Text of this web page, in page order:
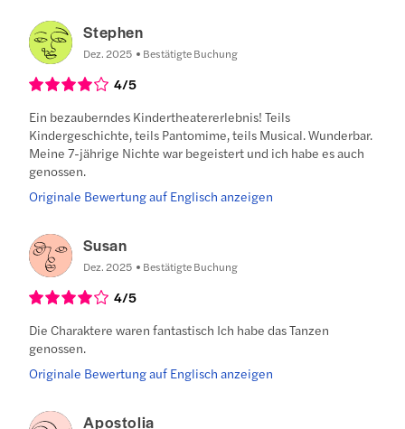
Stephen
Dez. 2025 Bestätigte Buchung
4/5
Ein bezauberndes Kindertheatererlebnis! Teils
Kindergeschichte, teils Pantomime, teils Musical. Wunderbar.
Meine 7-jährige Nichte war begeistert und ich habe es auch
genossen.
Originale Bewertung auf Englisch anzeigen
Susan
Dez. 2025 Bestätigte Buchung
4/5
Die Charaktere waren fantastisch Ich habe das Tanzen
genossen.
Originale Bewertung auf Englisch anzeigen
Apostolia